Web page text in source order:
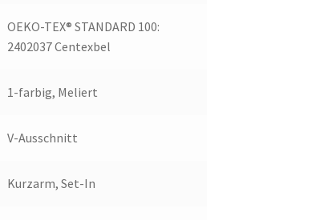
OEKO-TEX® STANDARD 100:
2402037 Centexbel
1-farbig, Meliert
V-Ausschnitt
Kurzarm, Set-In